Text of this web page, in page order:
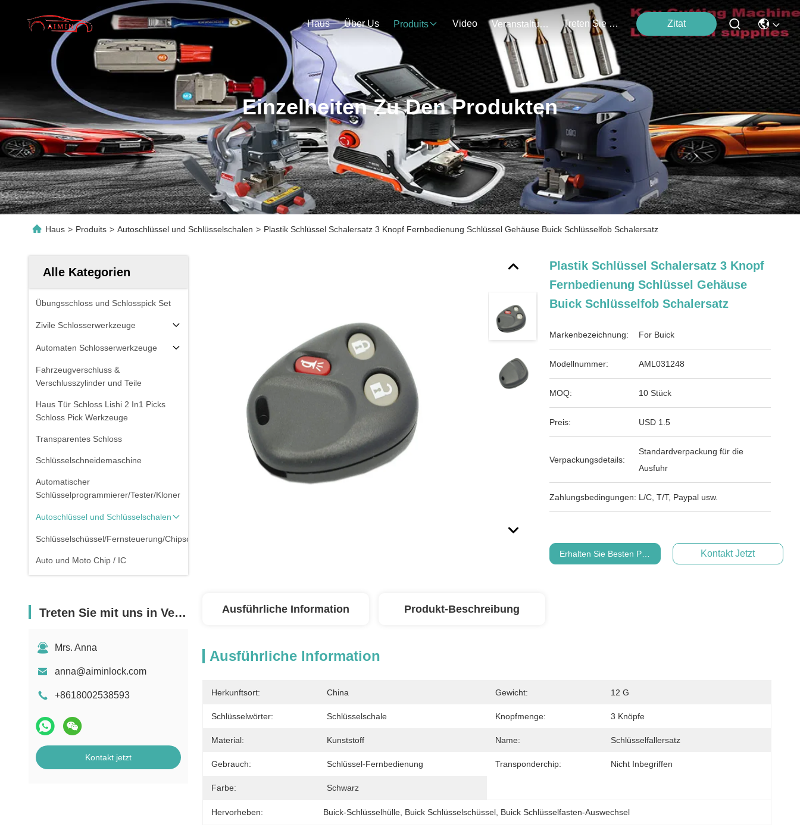
Haus Über Us Produits Video Veranstaltungen Treten Sie Mit Uns In Verbindung Zitat
Einzelheiten Zu Den Produkten
Haus > Produits > Autoschlüssel und Schlüsselschalen > Plastik Schlüssel Schalersatz 3 Knopf Fernbedienung Schlüssel Gehäuse Buick Schlüsselfob Schalersatz
Alle Kategorien
Übungsschloss und Schlosspick Set
Zivile Schlosserwerkzeuge
Automaten Schlosserwerkzeuge
Fahrzeugverschluss &
Verschlusszylinder und Teile
Haus Tür Schloss Lishi 2 In1 Picks
Schloss Pick Werkzeuge
Transparentes Schloss
Schlüsselschneidemaschine
Automatischer
Schlüsselprogrammierer/Tester/Kloner
Autoschlüssel und Schlüsselschalen
Schlüsselschüssel/Fernsteuerung/Chipschlüssel
Auto und Moto Chip / IC
Treten Sie mit uns in Verbindung
Mrs. Anna
anna@aiminlock.com
+8618002538593
Kontakt jetzt
Plastik Schlüssel Schalersatz 3 Knopf
Fernbedienung Schlüssel Gehäuse
Buick Schlüsselfob Schalersatz
Markenbezeichnung: For Buick
Modellnummer: AML031248
MOQ: 10 Stück
Preis: USD 1.5
Verpackungsdetails:
Standardverpackung für die
Ausfuhr
Zahlungsbedingungen: L/C, T/T, Paypal usw.
Erhalten Sie Besten Preis Kontakt Jetzt
Ausführliche Information Produkt-Beschreibung
Ausführliche Information
Herkunftsort: China Gewicht: 12 G
Schlüsselwörter: Schlüsselschale Knopfmenge: 3 Knöpfe
Material: Kunststoff Name: Schlüsselfallersatz
Gebrauch: Schlüssel-Fernbedienung Transponderchip: Nicht Inbegriffen
Farbe: Schwarz
Hervorheben: Buick-Schlüsselhülle Buick Schlüsselschüssel Buick Schlüsselfasten-Auswechsel